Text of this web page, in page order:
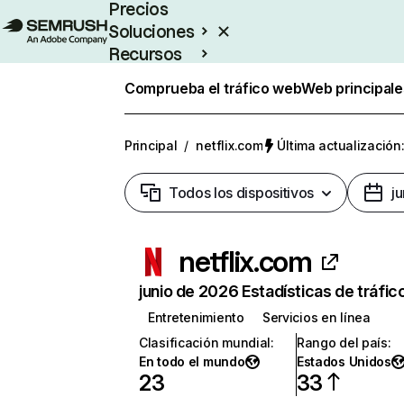
Precios
Soluciones
Recursos
Comprueba el tráfico webWeb
Principal / netflix.com Última
Todos los dispositivos
netflix.com
junio de 2026 Estadísticas de
Entretenimiento
Servicios en línea
Clasificación mundial:
En todo el mundo
23
Rango del país:
Estados Unidos
33